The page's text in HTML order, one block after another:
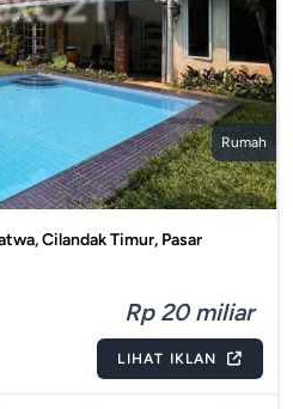
Rumah
Cilandak Timur, Pasar
Rp 20 miliar
LIHAT IKLAN